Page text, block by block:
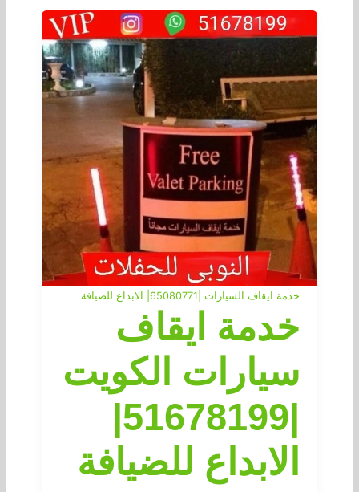
خدمة ايقاف السيارات |65080771| الابداع للضيافة
خدمة ايقاف
سيارات الكويت
|51678199|
الابداع للضيافة